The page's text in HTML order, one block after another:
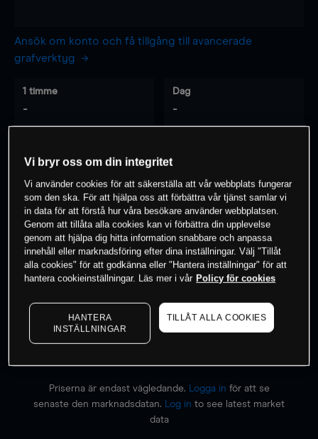
Ansök om konto och få tillgång till avancerade
grafverktyg
1 timme
-
Dag
-
- -
0% av kunderna har enposition i detta
instrument
Priserna är endast vägledande. Logga in för att se
senaste den marknadsdatan.
Log in to see latest market
data
Vi bryr oss om din integritet
Vi använder cookies för att säkerställa att vår webbplats fungerar
som den ska. För att hjälpa oss att förbättra vår tjänst samlar vi
in data för att förstå hur våra besökare använder webbplatsen.
Genom att tillåta alla cookies kan vi förbättra din upplevelse
genom att hjälpa dig hitta information snabbare och anpassa
innehåll eller marknadsföring efter dina inställningar. Välj "Tillåt
alla cookies" för att godkänna eller "Hantera inställningar" för att
hantera cookieinställningar. Läs mer i vår Policy för cookies
HANTERA
INSTÄLLNINGAR
TILLÅT ALLA COOKIES